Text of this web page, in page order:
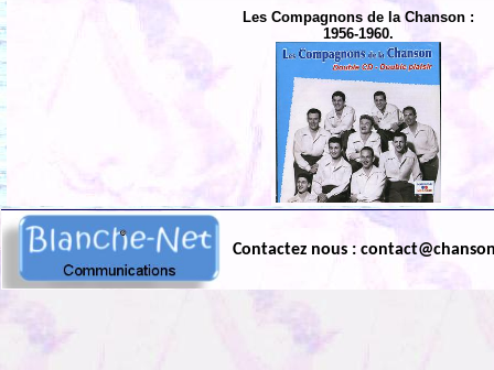
Les Compagnons de la Chanson :
1956-1960.
Contactez nous :